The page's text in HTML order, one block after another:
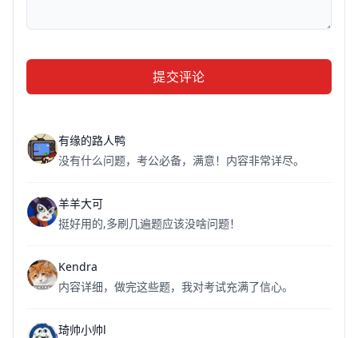
提交评论
有缘的路人鸭
没有什么问题，考公必备，满意！内容非常详尽。
羊羊大可
挺好用的,多刷几遍题应该没啥问题！
Kendra
内容详细，做完这些题，我对考试充满了信心。
琦帅小帅l